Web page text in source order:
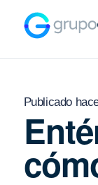
Publicado